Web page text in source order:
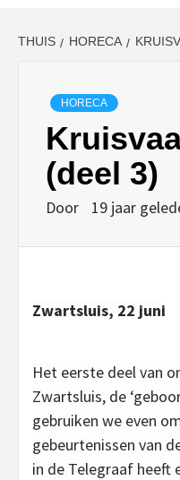
THUIS HORECA
HORECA
(deel 3)
Door 19 jaar
Zwartsluis, 22 juni
Het eerste deel van
Zwartsluis, de
gebruiken we even
gebeurtenissen van
in de Telegraaf heeft